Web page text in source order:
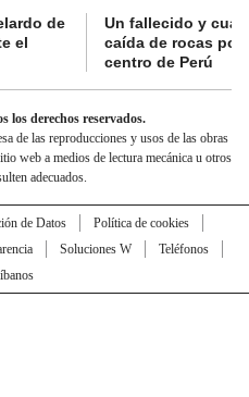
de
el
Un fallecido y
caída de rocas por
centro de Perú
derechos reservados.
de las reproducciones y usos de las obras
web a medios de lectura mecánica u otros
adecuados.
de Datos
Política de cookies
Soluciones W
Teléfonos